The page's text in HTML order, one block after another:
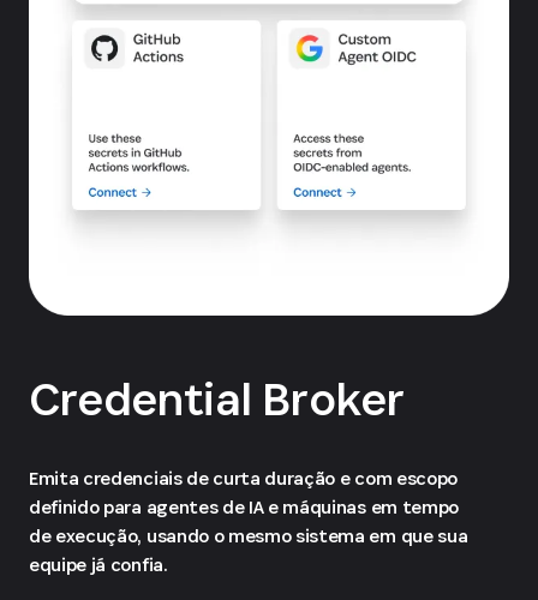
Credential Broker
Emita credenciais de curta duração e com escopo
definido para agentes de IA e máquinas em tempo
de execução, usando o mesmo sistema em que sua
equipe já confia.